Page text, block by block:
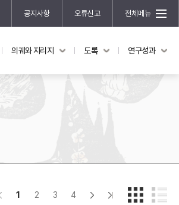
공지사항 오류신고 전체메뉴
연구성과
신진학자 초청 연구교류 사업
규장각-산기 연구비 지원 사업
의궤와 지리지 도록 연구성과
1 2 3 4